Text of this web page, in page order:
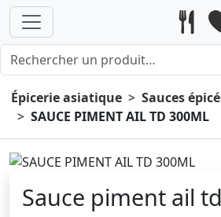
Épicerie asiatique
Sauces
SAUCE PIMENT AIL TD 300ML
Sauce piment ail